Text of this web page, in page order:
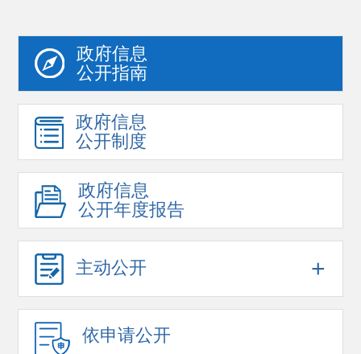
政府信息
公开指南
政府信息
公开制度
政府信息
公开年度报告
主动公开 +
依申请公开